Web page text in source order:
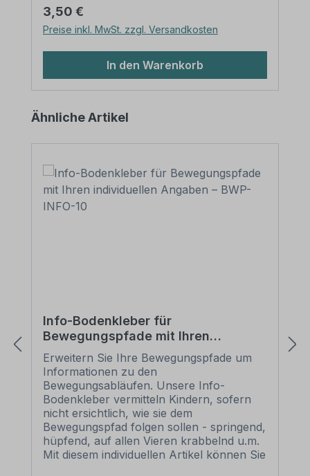
70 mm Verarbeitung: mit runden Ecken
Verpackungseinheit: 1 Kaschierrakel
Einsatzbereiche: Aufklebermontage Bitte
beachten Sie: Dieser Artikel ist als
Kaschierhilfe für laminierte Aufkleber
oder Bodenkleber bestens geeignet. Bei
einer Verwendung von nicht laminierten
einzusetzen, um die Druckfarbe nicht zu
Aufbringung eines festgeklebten Filz-
Erwerben Sie eines unserer
Bodenklebersätze für Bewegungspfade,
müssen Sie diese Rakel nicht separat
Regulärer Preis:
3,50 €
Preise inkl. MwSt. zzgl. Versandkosten
In den Warenkorb
Produktgalerie überspringen
Ähnliche Artikel
Info-Bodenkleber für
Bewegungspfade mit Ihren
individuellen Angaben – BWP-INFO-
10
Erweitern Sie Ihre Bewegungspfade um
Informationen zu den
Bewegungsabläufen. Unsere Info-
Bodenkleber vermitteln Kindern, sofern
nicht ersichtlich, wie sie dem
Bewegungspfad folgen sollen - springend,
hüpfend, auf allen Vieren krabbelnd u.m.
Mit diesem individuellen Artikel können Sie